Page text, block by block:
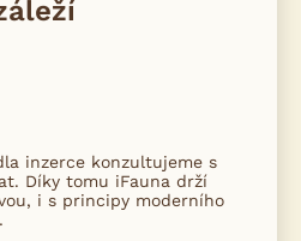
inzerce konzultujeme s
Díky tomu iFauna drží
i s principy moderního